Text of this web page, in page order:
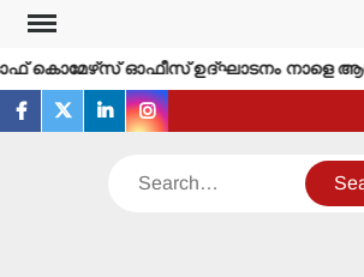
Skip
contentകൊമേഴ്‌സ് ഓഫീസ് ഉദ്ഘാടനം നാളെ
facebook
twitterlinkedininstagram
Search